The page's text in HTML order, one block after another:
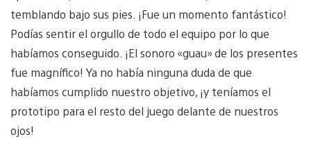
temblando bajo sus pies. ¡Fue un momento fantástico!
Podías sentir el orgullo de todo el equipo por lo que
habíamos conseguido. ¡El sonoro «guau» de los presentes
fue magnífico! Ya no había ninguna duda de que
habíamos cumplido nuestro objetivo, ¡y teníamos el
prototipo para el resto del juego delante de nuestros
ojos!